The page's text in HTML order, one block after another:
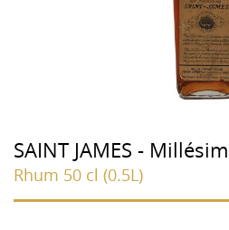
SAINT JAMES -
Rhum 50 cl (0.5L)